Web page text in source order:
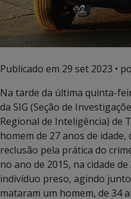
Publicado em 29 set 2023 •
Na tarde da última quinta-
da SIG (Seção de
Regional de Inteligência) de
homem de 27 anos de
reclusão pela prática do
no ano de 2015, na cidade
indivíduo preso, agindo
mataram um homem, de 34